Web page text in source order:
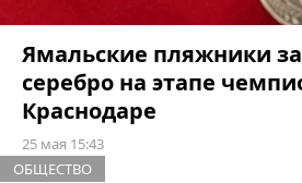
Ямальские пляжники
серебро на этапе
Краснодаре
25 мая 15:43
ОБЩЕСТВО